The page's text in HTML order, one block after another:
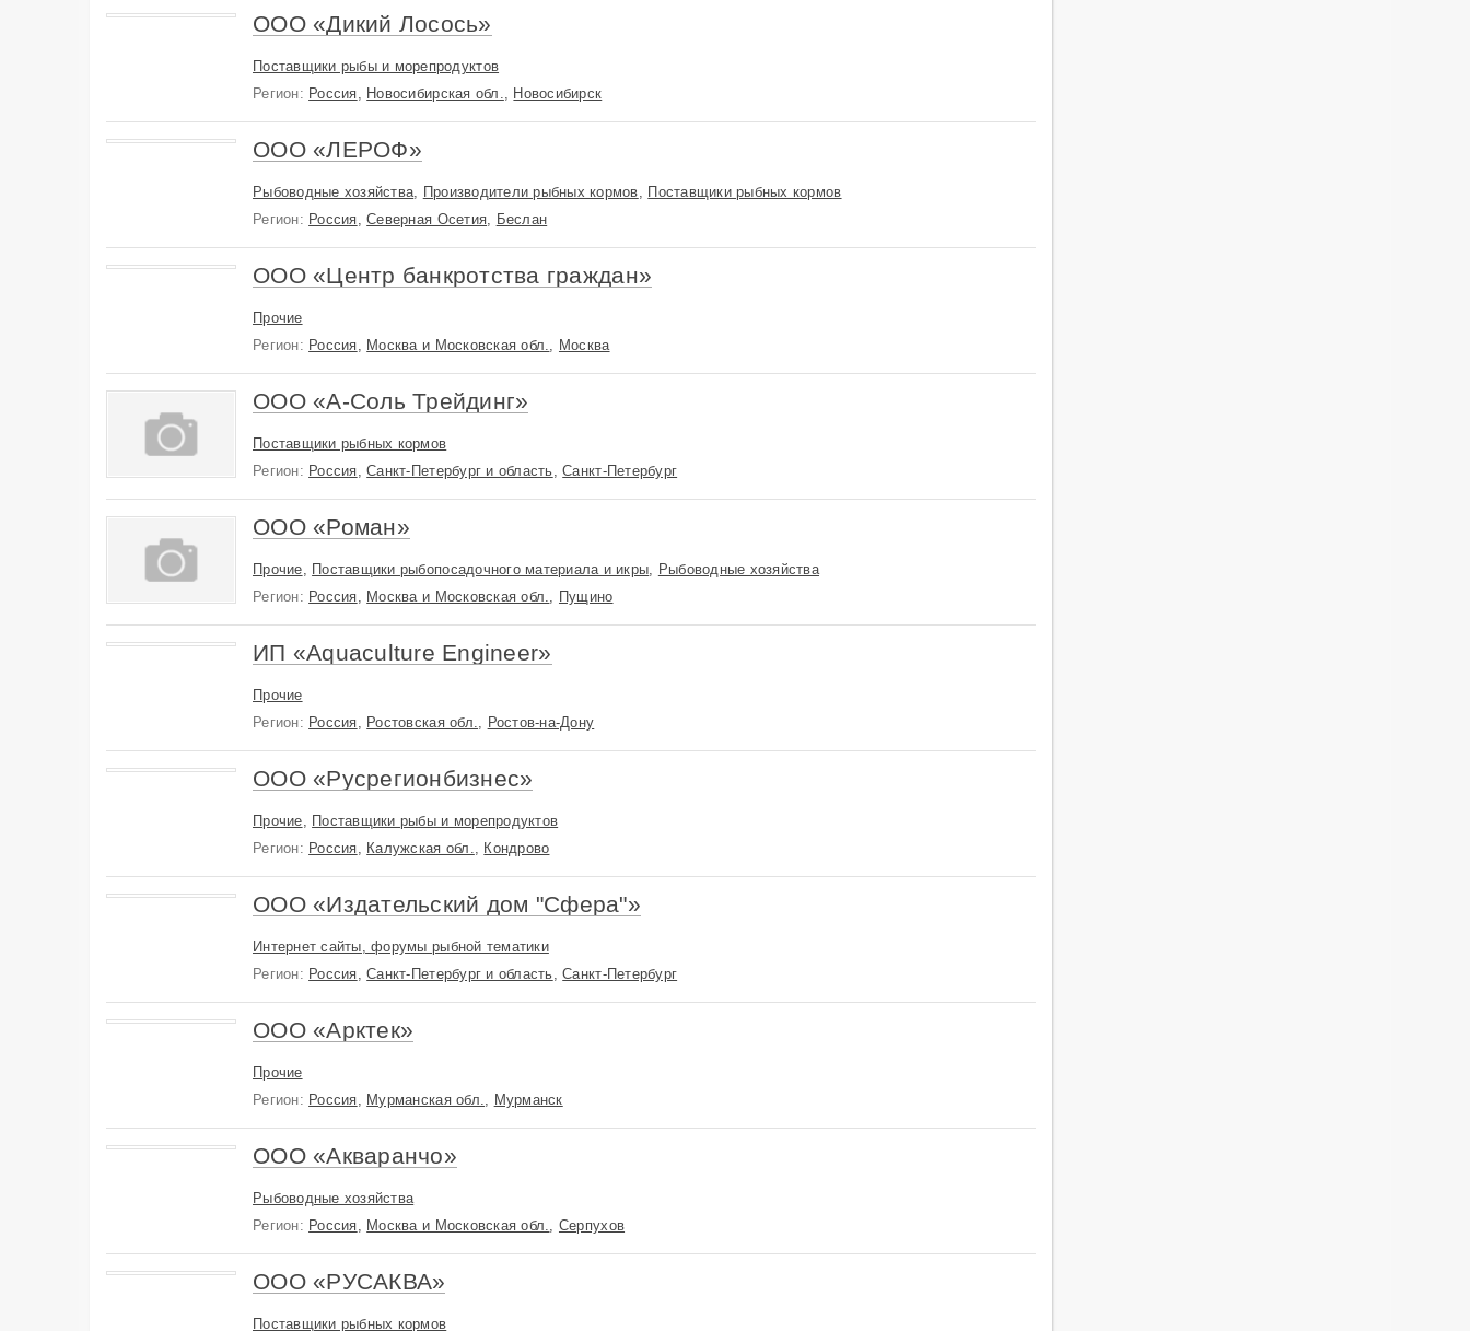
ООО «Дикий Лосось»
Поставщики рыбы и морепродуктов
Регион: Россия Новосибирская обл. Новосибирск
ООО «ЛЕРОФ»
Рыбоводные хозяйства Производители рыбных кормов
Поставщики рыбных кормов
Регион: Россия ,Северная Осетия Беслан
ООО «Центр банкротства граждан»
Прочие
Регион: Россия Москва и Московская обл. Москва
ООО «А-Соль Трейдинг»
Поставщики рыбных кормов
Регион: Россия ,Санкт-Петербург и область ,Санкт-Петербург
ООО «Роман»
Прочие Поставщики рыбопосадочного материала и икры
Рыбоводные хозяйства
Регион: Россия Москва и Московская обл. Пущино
ИП «Aquaculture Engineer»
Прочие
Регион: Россия Ростовская обл. Ростов-на-Дону
ООО «Русрегионбизнес»
Прочие
Поставщики рыбы и морепродуктов
Регион: Россия Калужская обл. Кондрово
ООО «Издательский дом "Сфера"»
Интернет сайты, форумы рыбной тематики
Регион: Россия ,Санкт-Петербург и область ,Санкт-Петербург
ООО «Арктек»
Прочие
Регион: Россия Мурманская обл. Мурманск
ООО «Акваранчо»
Рыбоводные хозяйства
Регион: Россия Москва и Московская обл. Серпухов
ООО «РУСАКВА»
Поставщики рыбных кормов